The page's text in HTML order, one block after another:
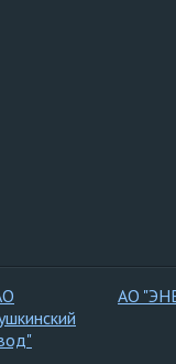
АО